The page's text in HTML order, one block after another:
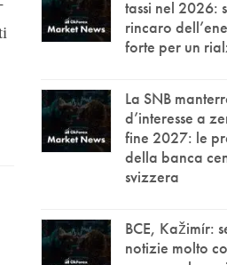
tassi nel 2026:
rincaro
forte per un
La SNB
d’interesse a
fine 2027: le
della banca
svizzera
BCE, Kažimír:
notizie molto